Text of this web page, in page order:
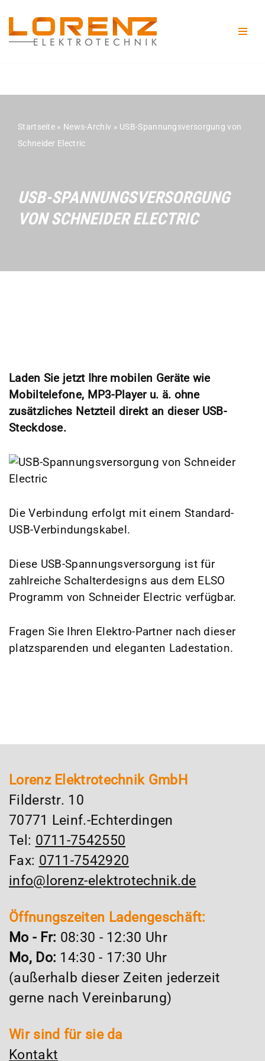
Zum
Inhalt
Startseite » News-Archiv » USB-Spannungsversorgung von
Schneider Electric
USB-SPANNUNGSVERSORGUNG
VON SCHNEIDER ELECTRIC
Laden Sie jetzt Ihre mobilen Geräte wie
Mobiltelefone, MP3-Player u. ä. ohne
zusätzliches Netzteil direkt an dieser USB-
Steckdose.
Die Verbindung erfolgt mit einem Standard-
USB-Verbindungskabel.
Diese USB-Spannungsversorgung ist für
zahlreiche Schalterdesigns aus dem ELSO
Programm von Schneider Electric verfügbar.
Fragen Sie Ihren Elektro-Partner nach dieser
platzsparenden und eleganten Ladestation.
Lorenz Elektrotechnik GmbH
Filderstr. 10
70771 Leinf.-Echterdingen
Tel: 0711-7542550
Fax: 0711-7542920
info@lorenz-elektrotechnik.de
Öffnungszeiten Ladengeschäft:
Mo - Fr: 08:30 - 12:30 Uhr
Mo, Do: 14:30 - 17:30 Uhr
(außerhalb dieser Zeiten jederzeit
gerne nach Vereinbarung)
Wir sind für sie da
Kontakt